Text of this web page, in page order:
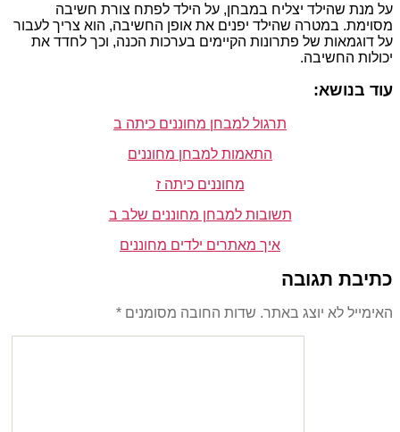
על מנת שהילד יצליח במבחן, על הילד לפתח צורת חשיבה
מסוימת. במטרה שהילד יפנים את אופן החשיבה, הוא צריך לעבור
על דוגמאות של פתרונות הקיימים בערכות הכנה, וכך לחדד את
יכולות החשיבה.
עוד בנושא:
תרגול למבחן מחוננים כיתה ב
התאמות למבחן מחוננים
מחוננים כיתה ז
תשובות למבחן מחוננים שלב ב
איך מאתרים ילדים מחוננים
כתיבת תגובה
האימייל לא יוצג באתר. שדות החובה מסומנים *